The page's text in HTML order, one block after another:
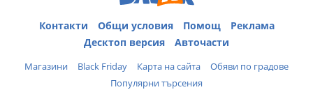
Контакти Общи условия Помощ
Реклама
Десктоп версия
Авточасти
Магазини Black Friday Карта на сайта
Обяви по градове
Популярни търсения